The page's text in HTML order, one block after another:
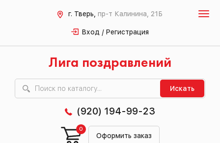
г. Тверь, пр-т Калинина, 21Б
Вход / Регистрация
Лига поздравлений
Искать
(920) 194-99-23
Оформить заказ
0